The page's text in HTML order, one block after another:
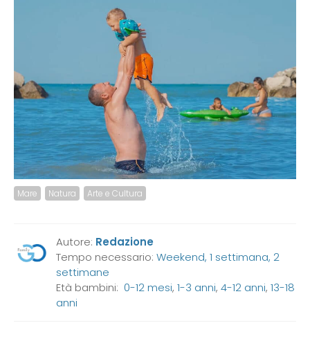
Mare Natura Arte e Cultura
Autore: Redazione
Tempo necessario:Weekend, 1 settimana, 2
settimane
Età bambini:0-12 mesi,1-3 anni,4-12 anni,13-18
anni